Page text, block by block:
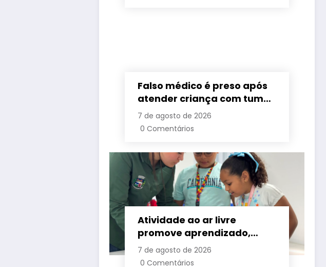
Falso médico é preso após
atender criança com tumor
cerebral na Baixada
Fluminense
7 de agosto de 2026
0 Comentários
Atividade ao ar livre
promove aprendizado,
criatividade e socialização
para crianças e
7 de agosto de 2026
0 Comentários